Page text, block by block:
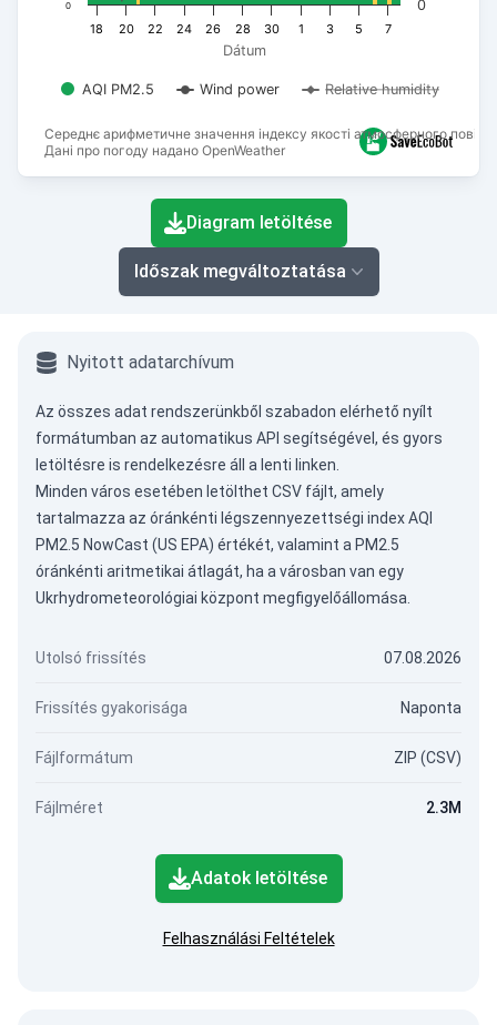
Середнє арифметичне значення індексу якості атмосферного
Дані про погоду надано OpenWeather
Dátum
AQI PM2.5 Wind power Relative humidity
18 20 22 24 26 28 30 1 3 5 7
0 0
End of interactive chart.
Diagram letöltése
Időszak megváltoztatása
Nyitott adatarchívum
Az összes adat rendszerünkből szabadon elérhető nyílt
formátumban az automatikus API segítségével, és gyors
letöltésre is rendelkezésre áll a lenti linken.
Minden város esetében letölthet CSV fájlt, amely
tartalmazza az óránkénti légszennyezettségi index AQI
PM2.5 NowCast (US EPA) értékét, valamint a PM2.5
óránkénti aritmetikai átlagát, ha a városban van egy
Ukrhydrometeorológiai központ megfigyelőállomása.
Utolsó frissítés 07.08.2026
Frissítés gyakorisága Naponta
Fájlformátum ZIP (CSV)
Fájlméret 2.3M
Adatok letöltése
Felhasználási Feltételek